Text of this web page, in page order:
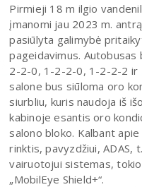
Pirmieji 18 m ilgio
įmanomi jau 2023 m.
pasiūlyta galimybė
pageidavimus.
2-2-0, 1-2-2-0, 1-2-2-2 ir
salone bus siūloma oro
siurbliu, kuris naudoja iš
kabinoje esantis oro
salono bloko. Kalbant
rinktis, pavyzdžiui, ADAS,
vairuotojui sistemas,
„MobilEye Shield+“.